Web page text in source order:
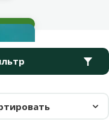
и генераторы